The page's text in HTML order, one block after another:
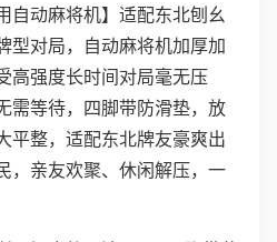
自动麻将机】适配东北刨幺
型对局，自动麻将机加厚加
高强度长时间对局毫无压
需等待，四脚带防滑垫，放
平整，适配东北牌友豪爽出
，亲友欢聚、休闲解压，一